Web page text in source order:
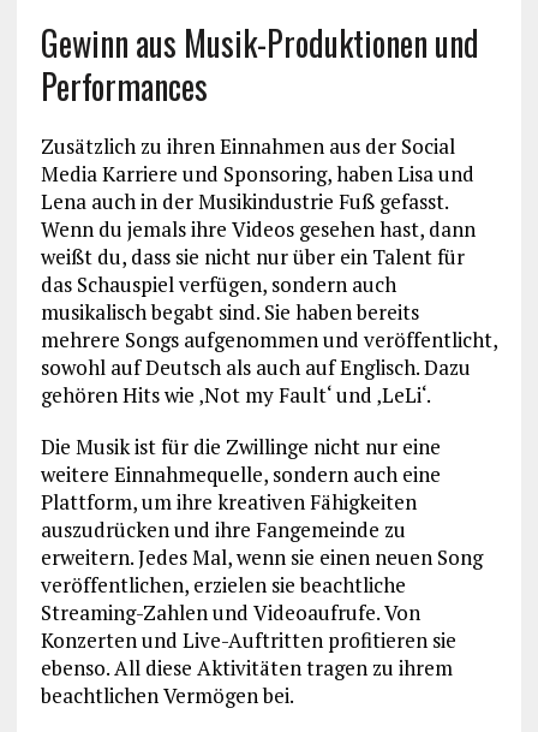
Gewinn aus Musik-Produktionen und
Performances
Zusätzlich zu ihren Einnahmen aus der Social
Media Karriere und Sponsoring, haben Lisa und
Lena auch in der Musikindustrie Fuß gefasst.
Wenn du jemals ihre Videos gesehen hast, dann
weißt du, dass sie nicht nur über ein Talent für
das Schauspiel verfügen, sondern auch
musikalisch begabt sind. Sie haben bereits
mehrere Songs aufgenommen und veröffentlicht,
sowohl auf Deutsch als auch auf Englisch. Dazu
gehören Hits wie ‚Not my Fault‘ und ‚LeLi‘.
Die Musik ist für die Zwillinge nicht nur eine
weitere Einnahmequelle, sondern auch eine
Plattform, um ihre kreativen Fähigkeiten
auszudrücken und ihre Fangemeinde zu
erweitern. Jedes Mal, wenn sie einen neuen Song
veröffentlichen, erzielen sie beachtliche
Streaming-Zahlen und Videoaufrufe. Von
Konzerten und Live-Auftritten profitieren sie
ebenso. All diese Aktivitäten tragen zu ihrem
beachtlichen Vermögen bei.